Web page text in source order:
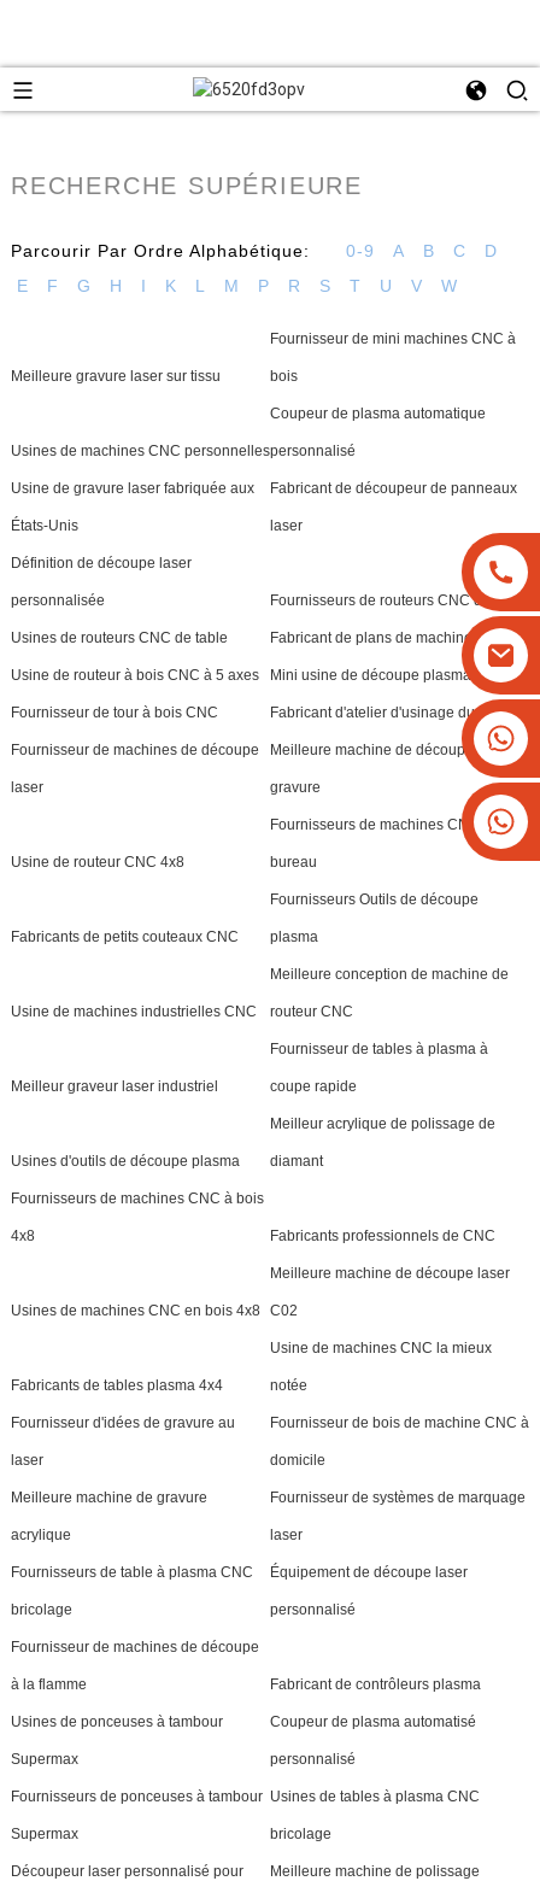
RECHERCHE SUPÉRIEURE
Parcourir Par Ordre Alphabétique: 0-9 A B C
D
E
F G H I K L M P R S T U V W
Meilleure gravure laser sur tissu
Fournisseur de mini machines CNC à
bois
Usines de machines CNC personnelles
Coupeur de plasma automatique
personnalisé
Usine de gravure laser fabriquée aux
États-Unis
Fabricant de découpeur de panneaux
laser
Définition de découpe laser
personnalisée Fournisseurs de routeurs CNC de table
Usines de routeurs CNC de table Fabricant de plans de machines CNC
Usine de routeur à bois CNC à 5 axes Mini usine de découpe plasma CNC
Fournisseur de tour à bois CNC Fabricant d'atelier d'usinage du bois
Fournisseur de machines de découpe
laser
Meilleure machine de découpe et de
gravure
Usine de routeur CNC 4x8
Fournisseurs de machines CNC de
bureau
Fabricants de petits couteaux CNC
Fournisseurs Outils de découpe
plasma
Usine de machines industrielles CNC
Meilleure conception de machine de
routeur CNC
Meilleur graveur laser industriel
Fournisseur de tables à plasma à
coupe rapide
Usines d'outils de découpe plasma
Meilleur acrylique de polissage de
diamant
Fournisseurs de machines CNC à bois
4x8 Fabricants professionnels de CNC
Usines de machines CNC en bois 4x8
Meilleure machine de découpe laser
C02
Fabricants de tables plasma 4x4
Usine de machines CNC la mieux
notée
Fournisseur d'idées de gravure au
laser
Fournisseur de bois de machine CNC à
domicile
Meilleure machine de gravure
acrylique
Fournisseur de systèmes de marquage
laser
Fournisseurs de table à plasma CNC
bricolage
Équipement de découpe laser
personnalisé
Fournisseur de machines de découpe
à la flamme Fabricant de contrôleurs plasma
Usines de ponceuses à tambour
Supermax
Coupeur de plasma automatisé
personnalisé
Fournisseurs de ponceuses à tambour
Supermax
Usines de tables à plasma CNC
bricolage
Découpeur laser personnalisé pour Meilleure machine de polissage